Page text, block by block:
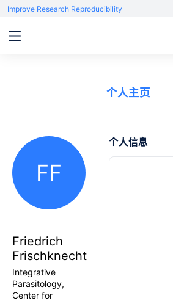
Improve Research Reproducibility
个人主页
FF
Friedrich
Frischknecht
Integrative
Parasitology,
Center for
个人信息